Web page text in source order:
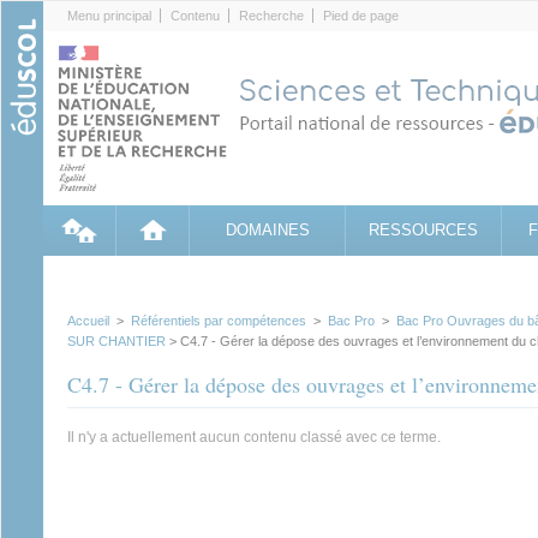
Menu principal Contenu Recherche Pied de page
DOMAINES RESSOURCES
Accueil > Référentiels par compétences > Bac Pro > Bac Pro Ouvrages du
SUR CHANTIER > C4.7 - Gérer la dépose des ouvrages et l’environnement du
C4.7 - Gérer la dépose des ouvrages et
Il n'y a actuellement aucun contenu classé avec ce terme.